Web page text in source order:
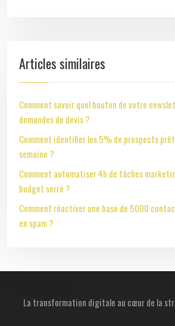
Articles similaires
Comment savoir quel bouton de votre
demandes de devis ?
Comment identifier les 5% de prospects
semaine ?
Comment automatiser 4h de tâches
budget serré ?
Comment réactiver une base de 5000
en spam ?
La transformation digitale au cœur de la